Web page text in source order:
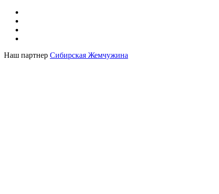
Наш партнер Сибирская Жемчужина